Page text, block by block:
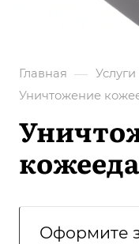
Главная — Услуги
Уничтожение
кожееда
Оформите